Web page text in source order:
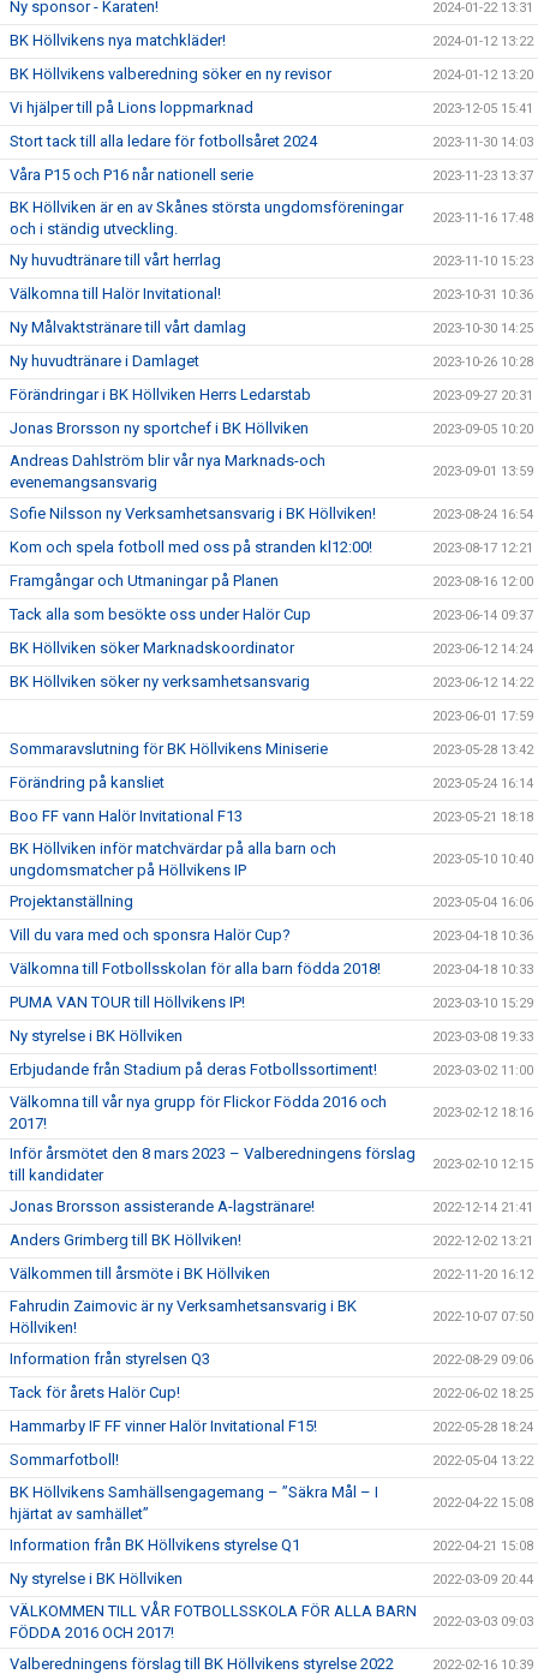
Ny sponsor - Karaten! 2024-01-22 13:31
BK Höllvikens nya matchkläder! 2024-01-12 13:22
BK Höllvikens valberedning söker en ny revisor 2024-01-12 13:20
Vi hjälper till på Lions loppmarknad 2023-12-05 15:41
Stort tack till alla ledare för fotbollsåret 2024 2023-11-30 14:03
Våra P15 och P16 når nationell serie 2023-11-23 13:37
BK Höllviken är en av Skånes största ungdomsföreningar
och i ständig utveckling.
2023-11-16 17:48
Ny huvudtränare till vårt herrlag 2023-11-10 15:23
Välkomna till Halör Invitational! 2023-10-31 10:36
Ny Målvaktstränare till vårt damlag 2023-10-30 14:25
Ny huvudtränare i Damlaget 2023-10-26 10:28
Förändringar i BK Höllviken Herrs Ledarstab 2023-09-27 20:31
Jonas Brorsson ny sportchef i BK Höllviken 2023-09-05 10:20
Andreas Dahlström blir vår nya Marknads-och
evenemangsansvarig
2023-09-01 13:59
Sofie Nilsson ny Verksamhetsansvarig i BK Höllviken! 2023-08-24 16:54
Kom och spela fotboll med oss på stranden kl12:00! 2023-08-17 12:21
Framgångar och Utmaningar på Planen 2023-08-16 12:00
Tack alla som besökte oss under Halör Cup 2023-06-14 09:37
BK Höllviken söker Marknadskoordinator 2023-06-12 14:24
BK Höllviken söker ny verksamhetsansvarig 2023-06-12 14:22
2023-06-01 17:59
Sommaravslutning för BK Höllvikens Miniserie 2023-05-28 13:42
Förändring på kansliet 2023-05-24 16:14
Boo FF vann Halör Invitational F13 2023-05-21 18:18
BK Höllviken inför matchvärdar på alla barn och
ungdomsmatcher på Höllvikens IP
2023-05-10 10:40
Projektanställning 2023-05-04 16:06
Vill du vara med och sponsra Halör Cup? 2023-04-18 10:36
Välkomna till Fotbollsskolan för alla barn födda 2018! 2023-04-18 10:33
PUMA VAN TOUR till Höllvikens IP! 2023-03-10 15:29
Ny styrelse i BK Höllviken 2023-03-08 19:33
Erbjudande från Stadium på deras Fotbollssortiment! 2023-03-02 11:00
Välkomna till vår nya grupp för Flickor Födda 2016 och
2017!
2023-02-12 18:16
Inför årsmötet den 8 mars 2023 – Valberedningens förslag
till kandidater
2023-02-10 12:15
Jonas Brorsson assisterande A-lagstränare! 2022-12-14 21:41
Anders Grimberg till BK Höllviken! 2022-12-02 13:21
Välkommen till årsmöte i BK Höllviken 2022-11-20 16:12
Fahrudin Zaimovic är ny Verksamhetsansvarig i BK
Höllviken!
2022-10-07 07:50
Information från styrelsen Q3 2022-08-29 09:06
Tack för årets Halör Cup! 2022-06-02 18:25
Hammarby IF FF vinner Halör Invitational F15! 2022-05-28 18:24
Sommarfotboll! 2022-05-04 13:22
BK Höllvikens Samhällsengagemang – ”Säkra Mål – I
hjärtat av samhället”
2022-04-22 15:08
Information från BK Höllvikens styrelse Q1 2022-04-21 15:08
Ny styrelse i BK Höllviken 2022-03-09 20:44
VÄLKOMMEN TILL VÅR FOTBOLLSSKOLA FÖR ALLA BARN
FÖDDA 2016 OCH 2017!
2022-03-03 09:03
Valberedningens förslag till BK Höllvikens styrelse 2022 2022-02-16 10:39